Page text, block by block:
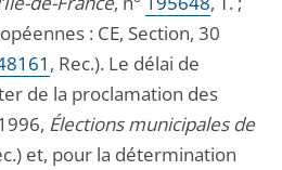
: CE, Section, 30
, Rec.). Le délai de
de la proclamation des
Élections municipales de
et, pour la détermination